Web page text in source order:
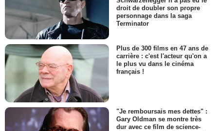
droit de doubler son propre
personnage dans la saga
Terminator
Plus de 300 films en 47 ans de
carrière : c'est l'acteur qu'on a
le plus vu dans le cinéma
français !
"Je remboursais mes dettes" :
Gary Oldman se montre très
dur avec ce film de science-